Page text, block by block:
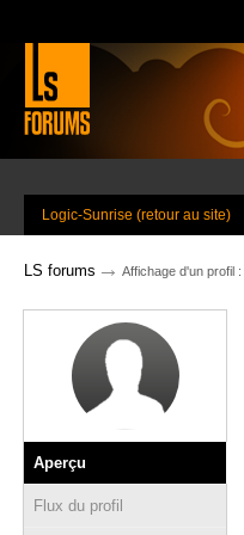
Logic-Sunrise (retour au site)
LS forums → Affichage d'un profil
Aperçu
Flux du profil